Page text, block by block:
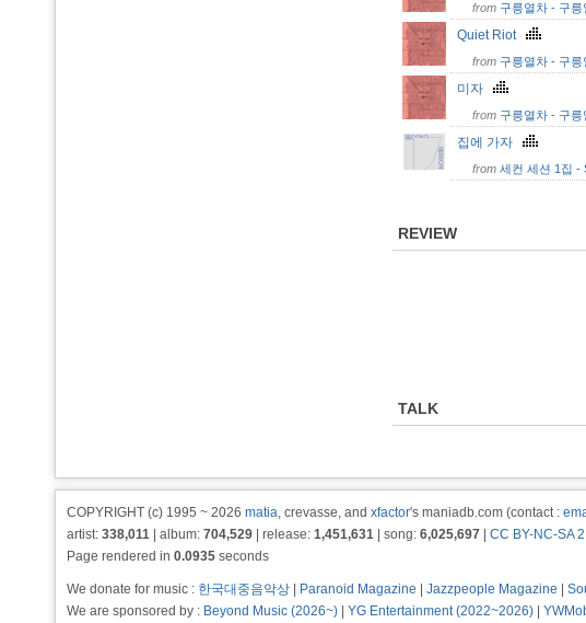
from 구릉열차 - 구
Quiet Riot
from 구릉열차 - 구
미자
from 구릉열차 - 구
집에 가자
from 세컨 세션 1집 -
REVIEW
TALK
COPYRIGHT (c) 1995 ~ 2026 matia, crevasse, and xfactor's maniadb.com (contact :
artist: 338,011 | album: 704,529 | release: 1,451,631 | song: 6,025,697
CC BY-NC-SA
Page rendered in 0.0935 seconds
We donate for music : 한국대중음악상 Paranoid Magazine Jazzpeople Magazine
We are sponsored by : Beyond Music (2026~) YG Entertainment (2022~2026)